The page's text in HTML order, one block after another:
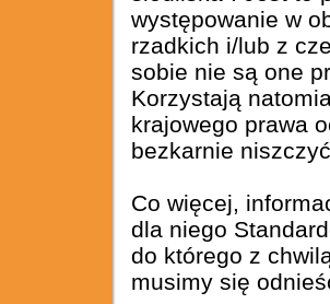
występowanie w
rzadkich i/lub z
sobie nie są one
Korzystają
krajowego prawa
bezkarnie
Co więcej,
dla niego
do którego z
musimy się